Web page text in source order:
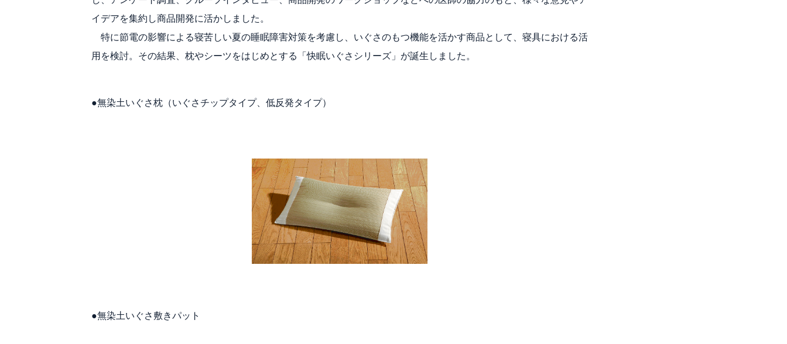
イデアを集約し商品開発に活かしました。
特に節電の影響による寝苦しい夏の睡眠障害対策を考慮し、いぐさのもつ機能を活かす商品として、寝具における活
用を検討。その結果、枕やシーツをはじめとする「快眠いぐさシリーズ」が誕生しました。
●無染土いぐさ枕（いぐさチップタイプ、低反発タイプ）
●無染土いぐさ敷きパット